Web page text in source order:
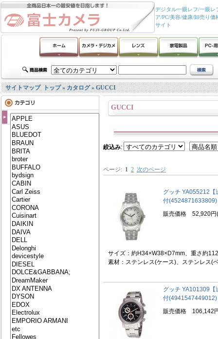
デジタル一眼レフ/一眼レ
ア/PC/美容/健康/卸売り
サイト
サイトマップ トップ»カタログ»GUCCI
GUCCI
絞込み:
ページ: 1 2 次のページ
グッチ YA055212【
付(4524871633809)
販売価格 52,920円
サイズ：約H34×W38×D7mm、重さ約
素材：ステンレス(ケース)、ステンレス(
グッチ YA101309【
付(4941547449012)
販売価格 106,142